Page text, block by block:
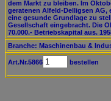
dem Markt zu bleiben. Im
geratenen Alfeld-Delligsen AG,
eine gesunde Grundlage zu
Gesellschaft eingebracht. Die
70.000.- Betriebskapital aus.
Branche: Maschinenbau &
Art.Nr.5866 bestellen